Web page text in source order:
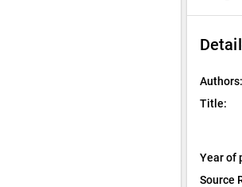
Authors:
Title:
Year of
Source